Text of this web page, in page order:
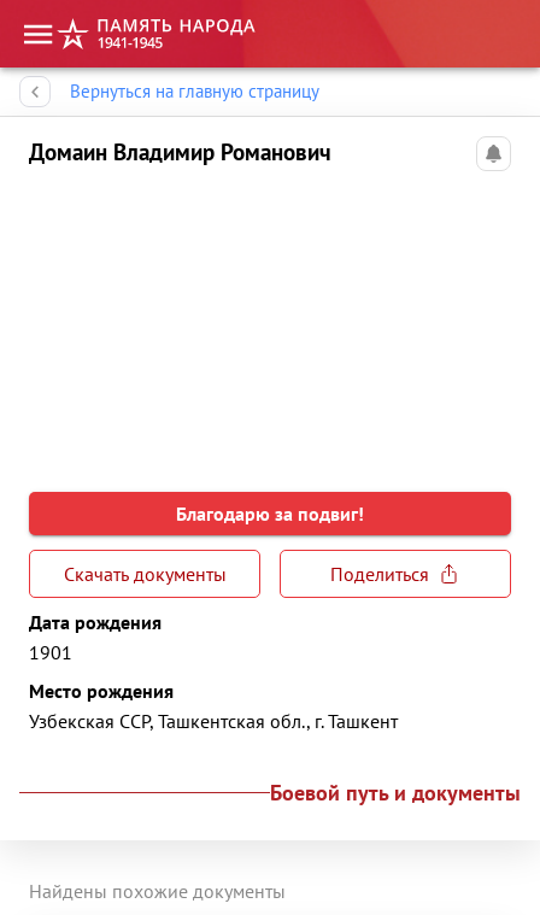
Вернуться на главную страницу
Домаин Владимир Романович
Благодарю за подвиг!
Скачать документы
Поделиться
Дата рождения
1901
Место рождения
Узбекская ССР, Ташкентская обл., г. Ташкент
Боевой путь и документы
Найдены похожие документы
Память народа